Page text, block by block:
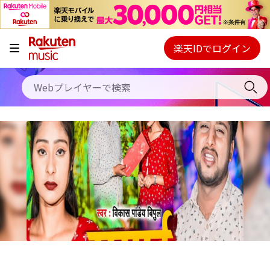
キャンペーン
料金プラン
使い方
初回30日間無料お試し
Webプレイヤー
ご契約内容の確認・変更
楽天IDでログイン